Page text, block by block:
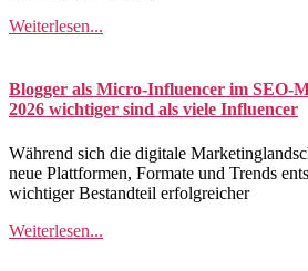
Weiterlesen...
Blogger als Micro-Influencer im SEO-
2026 wichtiger sind als viele Influencer
Während sich die digitale
neue Plattformen, Formate und Trends
wichtiger Bestandteil erfolgreicher
Weiterlesen...